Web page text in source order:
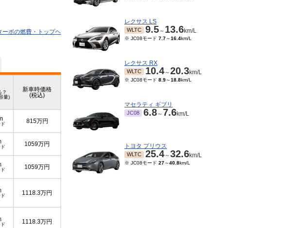
ーボの燃費・トップヘ
？
量)
新車時価格
(税込)
815万円
1059万円
1059万円
1118.3万円
1118.3万円
レクサス LS
WLTC 9.5～ 13.6km/L
※ JC08モード 7.7～16.4km/L
レクサス RX
WLTC 10.4～20.3km/L
※ JC08モード 8.9～18.8km/L
マセラティ ギブリ
JC08 6.8～7.6km/L
トヨタ プリウス
WLTC 25.4～32.6km/L
※ JC08モード 27～40.8km/L